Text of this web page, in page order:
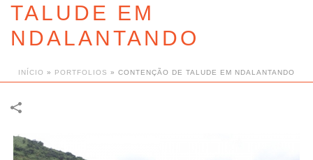
TALUDE EM
NDALANTANDO
INÍCIO » PORTFOLIOS » CONTENÇÃO DE TALUDE EM NDALANTANDO